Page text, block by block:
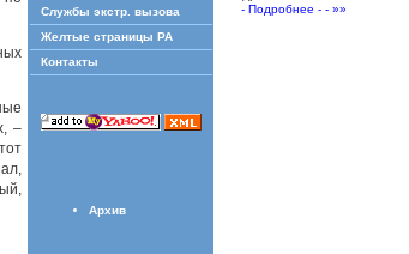
–
Службы экстр. вызова
Желтые страницы РА
Контакты
Архив
- Подробнее - - »»